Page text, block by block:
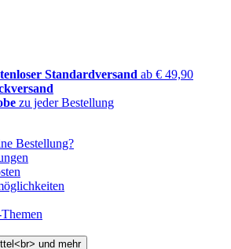
Standardversand ab € 49,90
zu jeder Bestellung
Bestellung?